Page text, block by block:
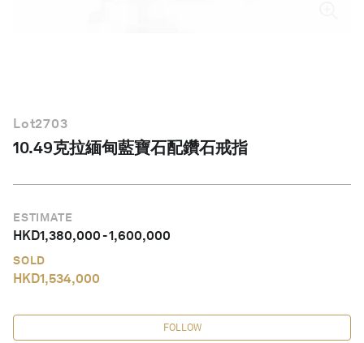
Lot2703
10.49克拉緬甸藍寶石配鑽石戒指
ESTIMATE
HKD1,380,000-1,600,000
SOLD
HKD1,534,000
FOLLOW